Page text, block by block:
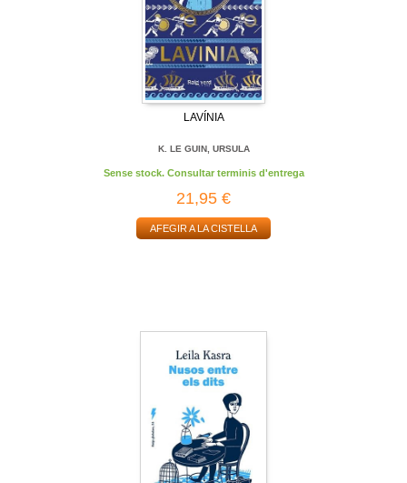
LAVÍNIA
K. LE GUIN, URSULA
Sense stock. Consultar terminis d'entrega
21,95 €
AFEGIR A LA CISTELLA